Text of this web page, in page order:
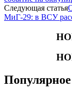
Следующая статья
МиГ-29: в ВСУ
Популярное